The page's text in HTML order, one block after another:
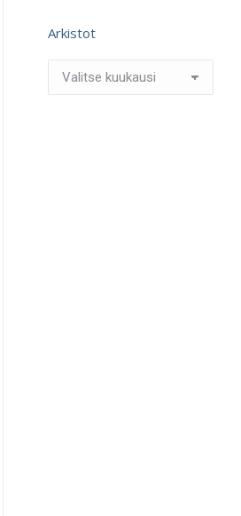
Arkistot